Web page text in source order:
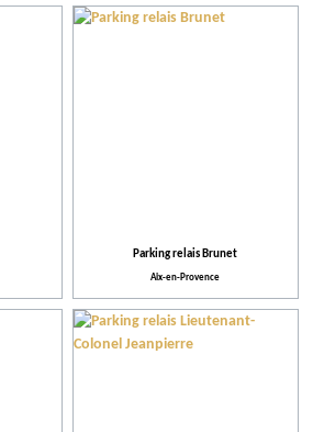
Parking relais Brunet
Aix-en-Provence